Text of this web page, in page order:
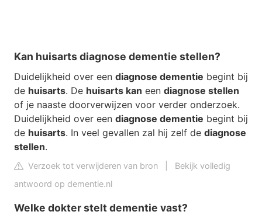
Kan huisarts diagnose dementie stellen?
Duidelijkheid over een diagnose dementie begint bij
de huisarts. De huisarts kan een diagnose stellen
of je naaste doorverwijzen voor verder onderzoek.
Duidelijkheid over een diagnose dementie begint bij
de huisarts. In veel gevallen zal hij zelf de diagnose
stellen.
Verzoek tot verwijderen van bron
Bekijk volledig
antwoord op dementie.nl
Welke dokter stelt dementie vast?